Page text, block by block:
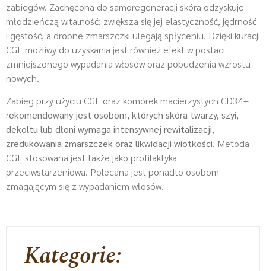
zabiegów. Zachęcona do samoregeneracji skóra odzyskuje
młodzieńczą witalność: zwiększa się jej elastyczność, jędrność
i gęstość, a drobne zmarszczki ulegają spłyceniu. Dzięki kuracji
CGF możliwy do uzyskania jest również efekt w postaci
zmniejszonego wypadania włosów oraz pobudzenia wzrostu
nowych.
Zabieg przy użyciu CGF oraz komórek macierzystych CD34+
rekomendowany jest osobom, których skóra twarzy, szyi,
dekoltu lub dłoni wymaga intensywnej rewitalizacji,
zredukowania zmarszczek oraz likwidacji wiotkości. Metoda
CGF stosowana jest także jako profilaktyka
przeciwstarzeniowa. Polecana jest ponadto osobom
zmagającym się z wypadaniem włosów.
Kategorie: